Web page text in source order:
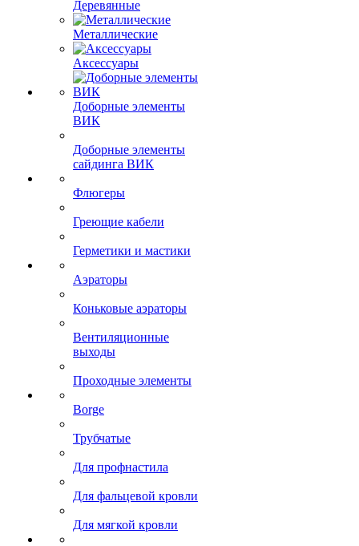
Деревянные
Металлические
Аксессуары
Доборные элементы
ВИК
Доборные элементы
сайдинга ВИК
Флюгеры
Греющие кабели
Герметики и мастики
Аэраторы
Коньковые аэраторы
Вентиляционные
выходы
Проходные элементы
Borge
Трубчатые
Для профнастила
Для фальцевой кровли
Для мягкой кровли